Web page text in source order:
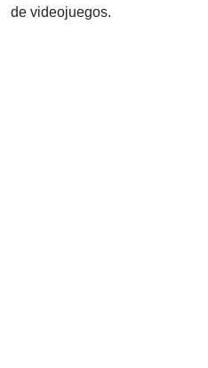
de videojuegos.